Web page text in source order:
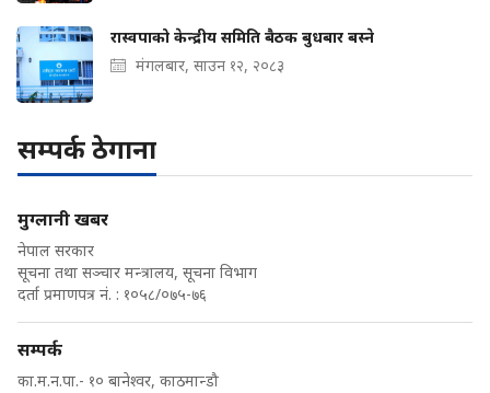
रास्वपाको केन्द्रीय समिति बैठक बुधबार बस्ने
मंगलबार, साउन १२, २०८३
सम्पर्क ठेगाना
मुग्लानी खबर
नेपाल सरकार
सूचना तथा सञ्चार मन्त्रालय, सूचना विभाग
दर्ता प्रमाणपत्र नं. : १०५८/०७५-७६
सम्पर्क
का.म.न.पा.- १० बानेश्वर, काठमान्डौ